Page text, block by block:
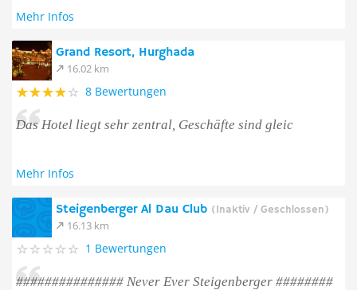
Mehr Infos
Grand Resort, Hurghada
16.02 km
8 Bewertungen
Das Hotel liegt sehr zentral, Geschäfte sind gleic
Mehr Infos
Steigenberger Al Dau Club (Inaktiv / Geschlossen)
16.13 km
1 Bewertungen
############### Never Ever Steigenberger ########